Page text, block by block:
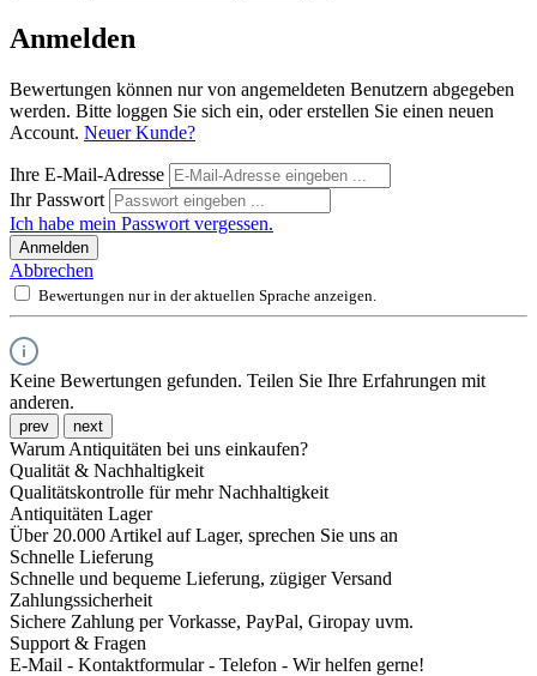
Anmelden
Bewertungen können nur von angemeldeten Benutzern abgegeben
werden. Bitte loggen Sie sich ein, oder erstellen Sie einen neuen
Account. Neuer Kunde?
Ihre E-Mail-Adresse
Ihr Passwort
Ich habe mein Passwort vergessen.
Anmelden
Abbrechen
Bewertungen nur in der aktuellen Sprache anzeigen.
Keine Bewertungen gefunden. Teilen Sie Ihre Erfahrungen mit
anderen.
prev next
Warum Antiquitäten bei uns einkaufen?
Qualität & Nachhaltigkeit
Qualitätskontrolle für mehr Nachhaltigkeit
Antiquitäten Lager
Über 20.000 Artikel auf Lager, sprechen Sie uns an
Schnelle Lieferung
Schnelle und bequeme Lieferung, zügiger Versand
Zahlungssicherheit
Sichere Zahlung per Vorkasse, PayPal, Giropay uvm.
Support & Fragen
E-Mail - Kontaktformular - Telefon - Wir helfen gerne!